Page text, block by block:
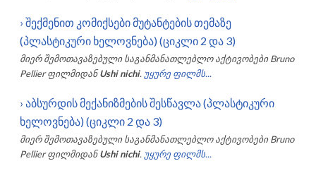
› შექმენით კომიქსები მუტანტების თემაზე
(პლასტიკური ხელოვნება) (ციკლი 2 და 3)
მიერ შემოთავაზებული საგანმანათლებლო აქტივობები Bruno
Pellier ფილმიდან Ushi nichi. უყურე ფილმს...
› აბსურდის მექანიზმების შესწავლა (პლასტიკური
ხელოვნება) (ციკლი 2 და 3)
მიერ შემოთავაზებული საგანმანათლებლო აქტივობები Bruno
Pellier ფილმიდან Ushi nichi. უყურე ფილმს...